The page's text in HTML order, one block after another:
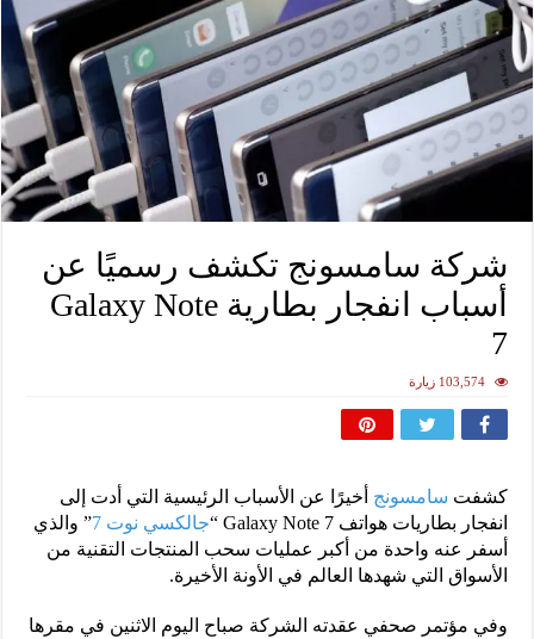
شركة سامسونج تكشف رسميًا عن
أسباب انفجار بطارية Galaxy Note
7
103,574 زيارة
كشفت سامسونجأخيرًا عن الأسباب الرئيسية التي أدت إلى
انفجار بطاريات هواتف Galaxy Note 7 “
جالكسي نوت 7
” والذي
أسفر عنه واحدة من أكبر عمليات سحب المنتجات التقنية من
الأسواق التي شهدها العالم في الأونة الأخيرة.
وفي مؤتمر صحفي عقدته الشركة صباح اليوم الاثنين في مقرها